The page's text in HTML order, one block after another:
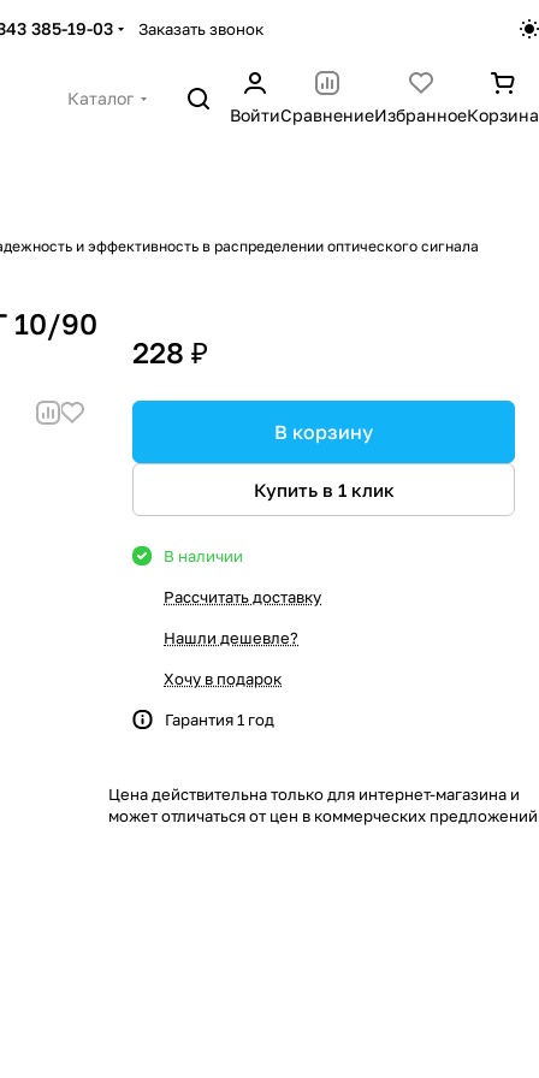
385-19-03 Заказать звонок
Каталог
ВойтиСравнениеИзбранноеКорзина
и эффективность в распределении оптического сигнала
10/90
228 ₽
В корзину
Купить в 1 клик
В наличии
Рассчитать доставку
Нашли дешевле?
Хочу в подарок
Гарантия 1 год
Цена действительна только для интернет-магазина и
может отличаться от цен в коммерческих предложений